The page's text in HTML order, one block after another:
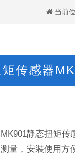
当前
矩传感器
静态扭矩传
量，安装使用方